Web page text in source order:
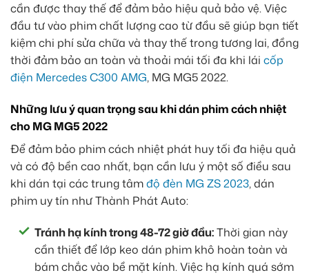
cần được thay thế để đảm bảo hiệu quả bảo vệ. Việc
đầu tư vào phim chất lượng cao từ đầu sẽ giúp bạn tiết
kiệm chi phí sửa chữa và thay thế trong tương lai, đồng
thời đảm bảo an toàn và thoải mái tối đa khi lái cốp
điện Mercedes C300 AMG, MG MG5 2022.
Những lưu ý quan trọng sau khi dán phim cách nhiệt
cho MG MG5 2022
Để đảm bảo phim cách nhiệt phát huy tối đa hiệu quả
và có độ bền cao nhất, bạn cần lưu ý một số điều sau
khi dán tại các trung tâmđộ đèn MG ZS 2023, dán
phim uy tín như Thành Phát Auto:
Tránh hạ kính trong 48-72 giờ đầu:Thời gian này
cần thiết để lớp keo dán phim khô hoàn toàn và
bám chắc vào bề mặt kính. Việc hạ kính quá sớm